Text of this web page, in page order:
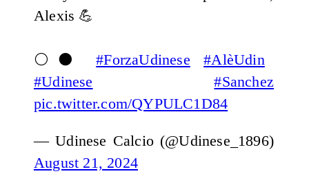
Alexis 💪
⚪️⚫️#ForzaUdinese
#AlèUdin
#Udinese
#Sanchez
pic.twitter.com/QYPULC1D84
— Udinese Calcio (@Udinese_1896)
August 21, 2024